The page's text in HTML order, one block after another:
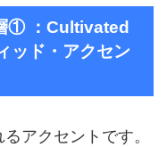
① ：Cultivated
ッド・アクセン
アクセントです。